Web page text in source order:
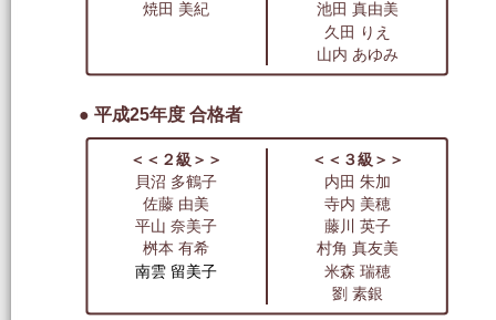
焼田 美紀
池田 真由美
久田 りえ
山内 あゆみ
● 平成25年度 合格者
＜＜２級＞＞
＜＜３級＞＞
貝沼 多鶴子
内田 朱加
佐藤 由美
寺内 美穂
平山 奈美子
藤川 英子
桝本 有希
村角 真友美
南雲 留美子
米森 瑞穂
劉 素銀